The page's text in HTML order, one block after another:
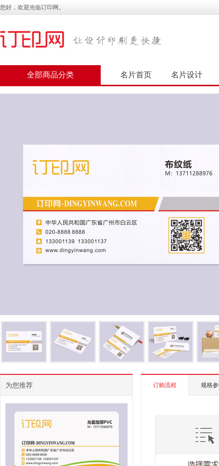
您好，欢迎光临订印网。
全部商品分类 名片首页 名片设计
为您推荐 订购流程 规格